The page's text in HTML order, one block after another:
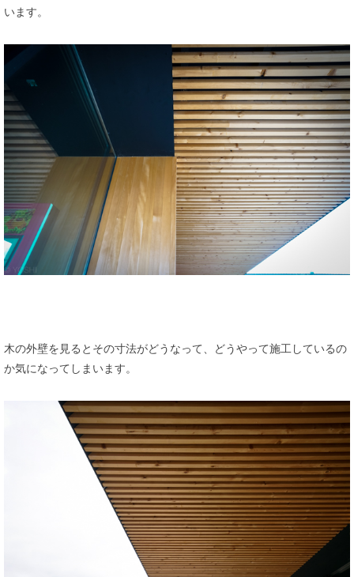
います。
木の外壁を見るとその寸法がどうなって、どうやって施工しているの
か気になってしまいます。